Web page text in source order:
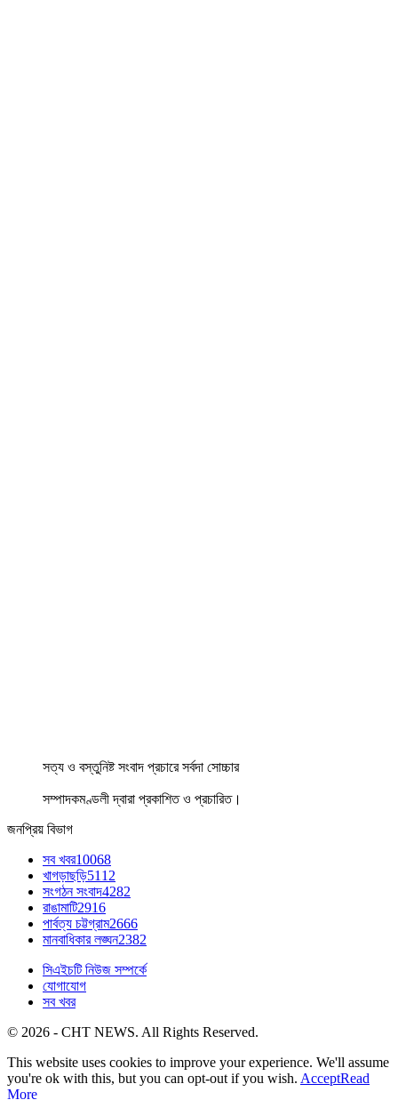
সত্য ও বস্তুনিষ্ট সংবাদ প্রচারে সর্বদা সোচ্চার
সম্পাদকমণ্ডলী দ্বারা প্রকাশিত ও প্রচারিত।
জনপ্রিয় বিভাগ
সব খবর10068
খাগড়াছড়ি5112
সংগঠন সংবাদ4282
রাঙামাটি2916
পার্বত্য চট্টগ্রাম2666
মানবাধিকার লঙ্ঘন2382
সিএইচটি নিউজ সম্পর্কে
যোগাযোগ
সব খবর
© 2026 - CHT NEWS. All Rights Reserved.
This website uses cookies to improve your experience. We'll assume
you're ok with this, but you can opt-out if you wish. AcceptRead
More